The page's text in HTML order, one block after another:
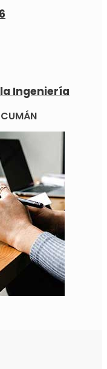
Ingeniería